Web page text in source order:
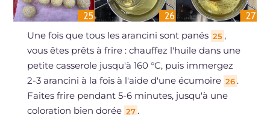
Une fois que tous les arancini sont panés 25 ,
vous êtes prêts à frire : chauffez l'huile dans une
petite casserole jusqu'à 160 °C, puis immergez
2-3 arancini à la fois à l'aide d'une écumoire 26 .
Faites frire pendant 5-6 minutes, jusqu'à une
coloration bien dorée 27 .